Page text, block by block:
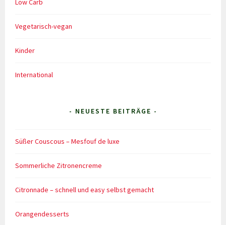
Low Carb
Vegetarisch-vegan
Kinder
International
- NEUESTE BEITRÄGE -
Süßer Couscous – Mesfouf de luxe
Sommerliche Zitronencreme
Citronnade – schnell und easy selbst gemacht
Orangendesserts